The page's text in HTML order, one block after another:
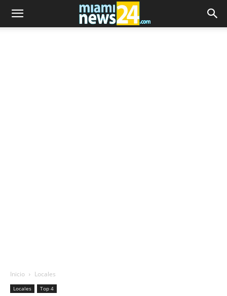
Inicio Locales
Locales Top 4